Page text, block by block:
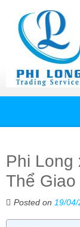
Phi Long
Thể Giao
Posted on 19/